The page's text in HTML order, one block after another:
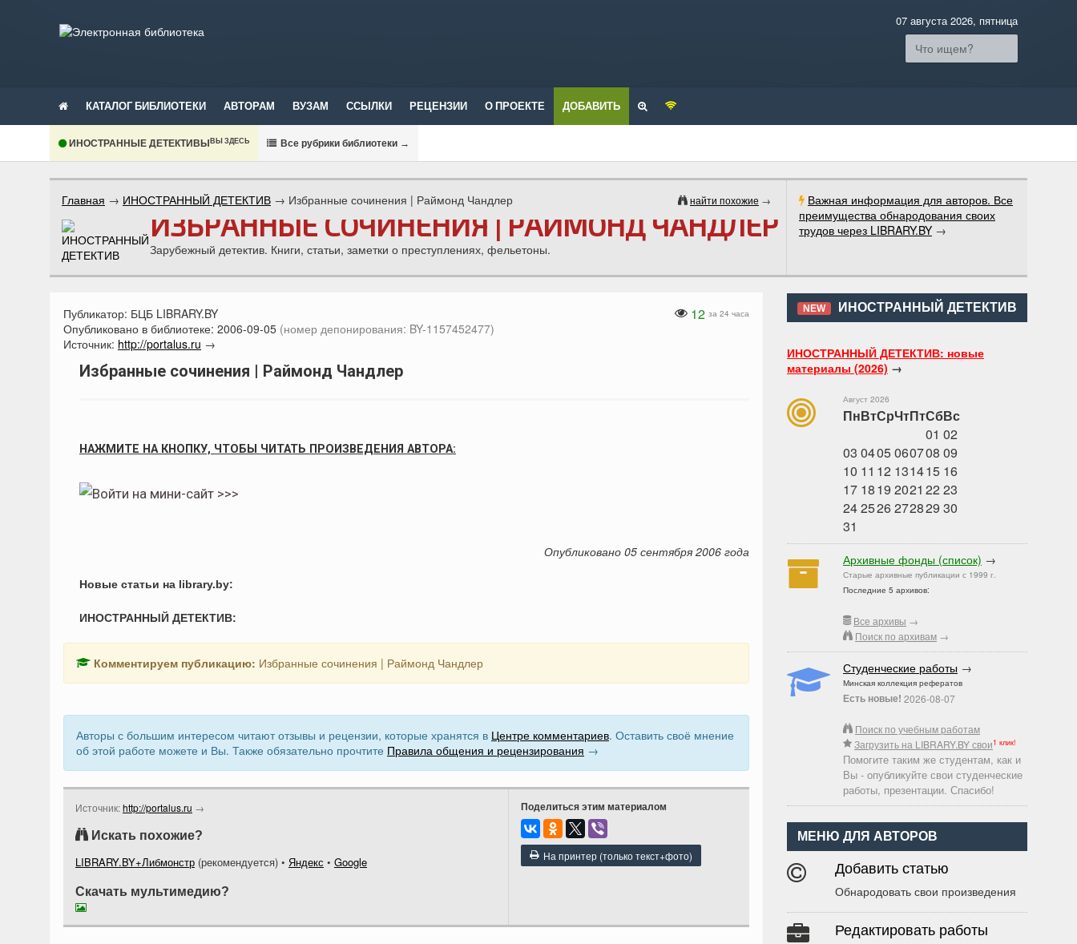
07 августа 2026, пятница
КАТАЛОГ БИБЛИОТЕКИ АВТОРАМ ВУЗАМ ССЫЛКИ РЕЦЕНЗИИ О ПРОЕКТЕ ДОБАВИТЬ
ИНОСТРАННЫЕ ДЕТЕКТИВЫВЫ ЗДЕСЬ Все рубрики библиотеки →
Важная информация для авторов. Все
преимущества обнародования своих
трудов через LIBRARY.BY →
найти похожие →
Главная → ИНОСТРАННЫЙ ДЕТЕКТИВ → Избранные сочинения | Раймонд Чандлер
ИЗБРАННЫЕ СОЧИНЕНИЯ | РАЙМОНД ЧАНДЛЕР
Зарубежный детектив. Книги, статьи, заметки о преступлениях, фельетоны.
NEW ИНОСТРАННЫЙ ДЕТЕКТИВ
ИНОСТРАННЫЙ ДЕТЕКТИВ: новые
материалы (2026) →
Август 2026
ПнВтСрЧтПтСбВс
01 02
03 0405060708 09
10 11 12 131415 16
17 1819 2021 22 23
242526272829 30
31
Архивные фонды (список) →
Старые архивные публикации с 1999 г.
Последние 5 архивов:
Все архивы →
Поиск по архивам →
Студенческие работы →
Минская коллекция рефератов
Есть новые! 2026-08-07
Поиск по учебным работам
Загрузить на LIBRARY.BY свои1 клик!
Помогите таким же студентам, как и
Вы - опубликуйте свои студенческие
работы, презентации. Спасибо!
МЕНЮ ДЛЯ АВТОРОВ
Добавить статью
Обнародовать свои произведения
Редактировать работы
12 за 24 часа
Публикатор: БЦБ LIBRARY.BY
Опубликовано в библиотеке: 2006-09-05 (номер депонирования: BY-1157452477)
Источник: http://portalus.ru →
Избранные сочинения | Раймонд Чандлер
НАЖМИТЕ НА КНОПКУ, ЧТОБЫ ЧИТАТЬ ПРОИЗВЕДЕНИЯ АВТОРА:
Опубликовано 05 сентября 2006 года
Новые статьи на library.by:
ИНОСТРАННЫЙ ДЕТЕКТИВ:
Комментируем публикацию: Избранные сочинения | Раймонд Чандлер
Авторы с большим интересом читают отзывы и рецензии, которые хранятся в Центре комментариев. Оставить своё мнение
об этой работе можете и Вы. Также обязательно прочтите Правила общения и рецензирования →
Поделиться этим материалом
На принтер (только текст+фото)
Источник:http://portalus.ru →
Искать похожие?
LIBRARY.BY+Либмонстр (рекомендуется) • Яндекс • Google
Скачать мультимедию?